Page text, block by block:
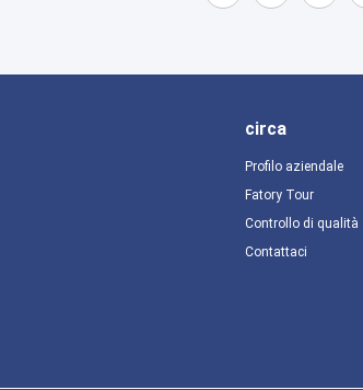
circa
Profilo aziendale
Fatory Tour
Controllo di qualità
Contattaci